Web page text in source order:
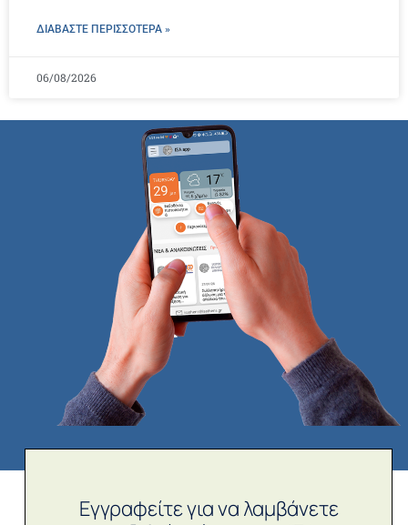
ΔΙΑΒΑΣΤΕ ΠΕΡΙΣΣΌΤΕΡΑ »
06/08/2026
Εγγραφείτε για να λαμβάνετε